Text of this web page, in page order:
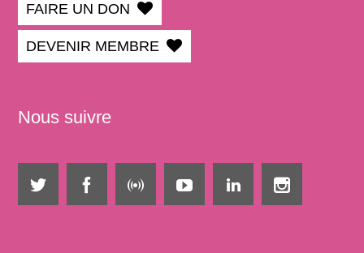
FAIRE UN DON
DEVENIR MEMBRE
Nous suivre